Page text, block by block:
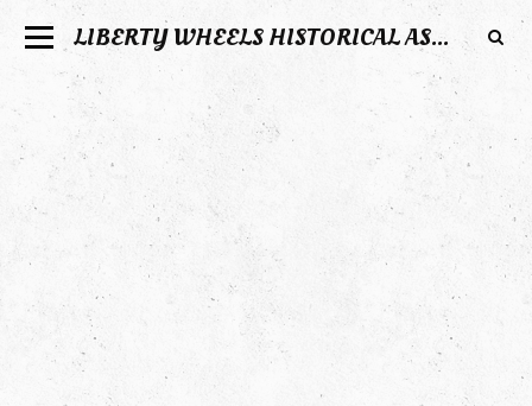
LIBERTY WHEELS HISTORICAL ASSOCIATION